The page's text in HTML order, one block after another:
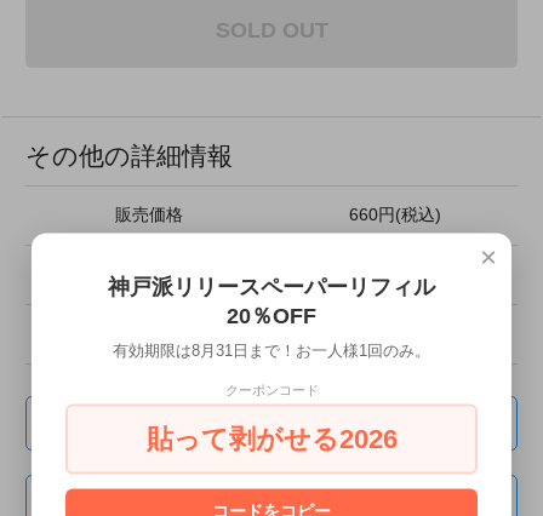
SOLD OUT
その他の詳細情報
販売価格 660円(税込)
型番 03-00290
支払い・配送について
返品について
×
神戸派リリースペーパーリフィル
20％OFF
有効期限は8月31日まで！お一人様1回のみ。
クーポンコード
貼って剥がせる2026
コードをコピー